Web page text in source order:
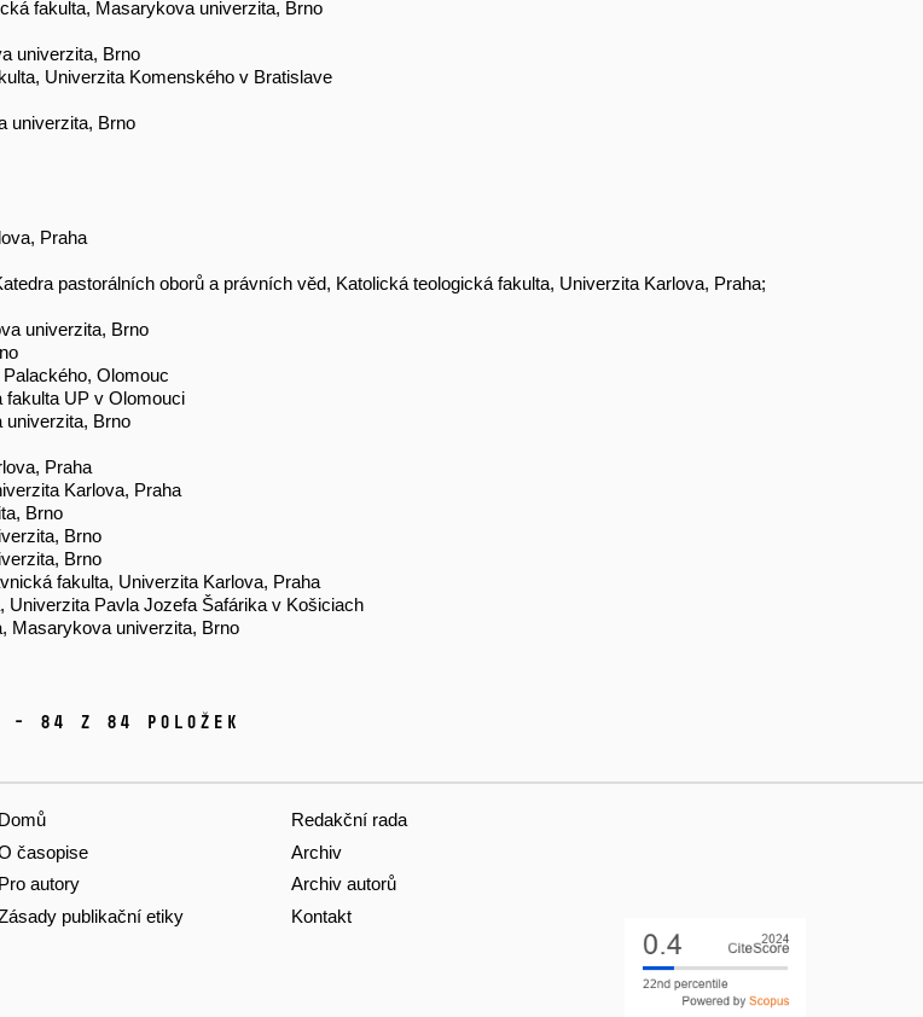
fakulta, Masarykova univerzita, Brno
univerzita, Brno
Univerzita Komenského v Bratislave
univerzita, Brno
Praha
pastorálních oborů a právních věd, Katolická teologická fakulta, Univerzita Karlova, Praha;
univerzita, Brno
Olomouc
fakulta UP v Olomouci
univerzita, Brno
Praha
Karlova, Praha
Brno
Brno
Brno
fakulta, Univerzita Karlova, Praha
Univerzita Pavla Jozefa Šafárika v Košiciach
Masarykova univerzita, Brno
- 84 z 84 položek
Domů
časopise
Pro autory
publikační etiky
Redakční rada
Archiv
Archiv autorů
Kontakt